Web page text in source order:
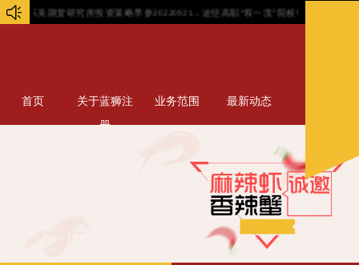
东吴期货研究所投资策略早参20220921... 这些高职“双一流”院校特色专业引领, 培
首页
关于蓝狮注
册
业务范围 最新动态